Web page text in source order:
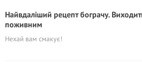
Найвдаліший рецепт бограчу.
поживним
Нехай вам смакує!